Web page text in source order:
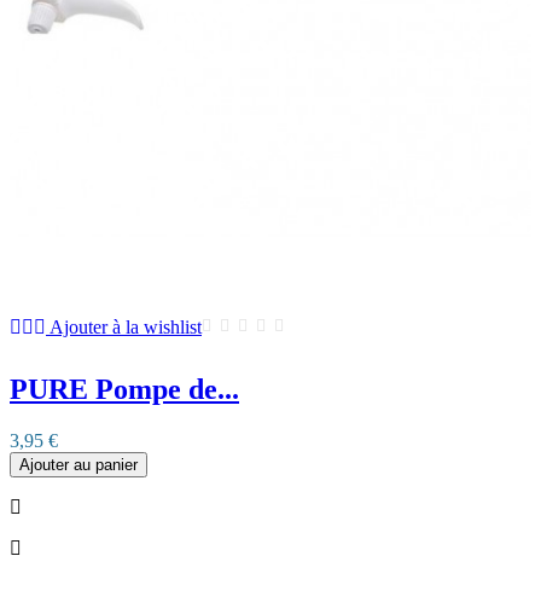
Ajouter à la wishlist
PURE Pompe de...
3,95 €
Ajouter au panier